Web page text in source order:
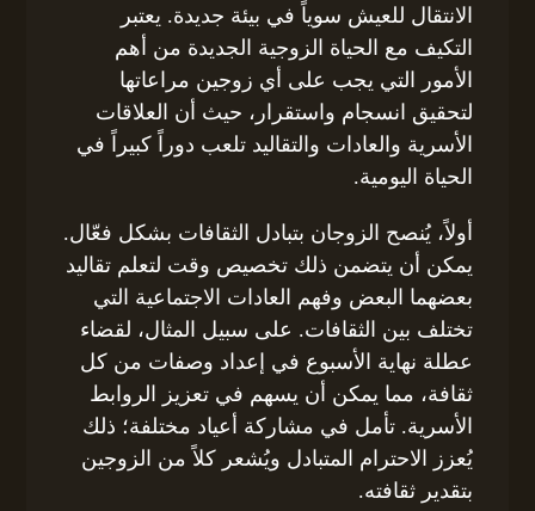
الانتقال للعيش سوياً في بيئة جديدة. يعتبر
التكيف مع الحياة الزوجية الجديدة من أهم
الأمور التي يجب على أي زوجين مراعاتها
لتحقيق انسجام واستقرار، حيث أن العلاقات
الأسرية والعادات والتقاليد تلعب دوراً كبيراً في
الحياة اليومية.
أولاً، يُنصح الزوجان بتبادل الثقافات بشكل فعّال.
يمكن أن يتضمن ذلك تخصيص وقت لتعلم تقاليد
بعضهما البعض وفهم العادات الاجتماعية التي
تختلف بين الثقافات. على سبيل المثال، لقضاء
عطلة نهاية الأسبوع في إعداد وصفات من كل
ثقافة، مما يمكن أن يسهم في تعزيز الروابط
الأسرية. تأمل في مشاركة أعياد مختلفة؛ ذلك
يُعزز الاحترام المتبادل ويُشعر كلاً من الزوجين
بتقدير ثقافته.